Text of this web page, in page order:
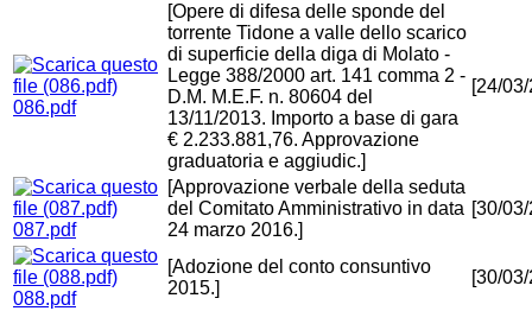
086.pdf
[Opere di difesa delle sponde del
torrente Tidone a valle dello scarico
di superficie della diga di Molato -
Legge 388/2000 art. 141 comma 2 -
D.M. M.E.F. n. 80604 del
13/11/2013. Importo a base di gara
€ 2.233.881,76. Approvazione
graduatoria e aggiudic.]
[24/
087.pdf
[Approvazione verbale della seduta
del Comitato Amministrativo in data
24 marzo 2016.]
[30/
088.pdf
[Adozione del conto consuntivo
2015.]
[30/